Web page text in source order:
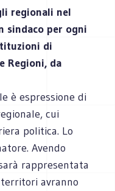
regionali nel
sindaco per ogni
di
Regioni, da
è espressione di
cui
politica. Lo
Avendo
rappresentata
avranno